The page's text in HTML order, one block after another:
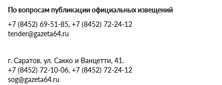
По вопросам публикации официальных извещений
+7 (8452) 69-51-85, +7 (8452) 72-24-12
tender@gazeta64.ru
г. Саратов, ул. Сакко и Ванцетти, 41.
+7 (8452) 72-10-06, +7 (8452) 72-24-12
sog@gazeta64.ru